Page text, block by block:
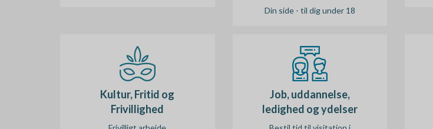
Din side - til dig under 18
Kultur, Fritid og
Frivillighed
Job, uddannelse,
ledighed og ydelser